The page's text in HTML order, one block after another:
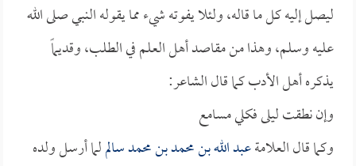
ليصل إليه كل ما قاله، ولئلا يفوته شيء مما يقوله النبي صلى الله
عليه وسلم، وهذا من مقاصد أهل العلم في الطلب، وقديماً
يذكره أهل الأدب كما قال الشاعر:
وإن نطقت ليلى فكلي مسامع
وكما قال العلامةعبد الله بن محمد بن محمد سالملما أرسل ولده